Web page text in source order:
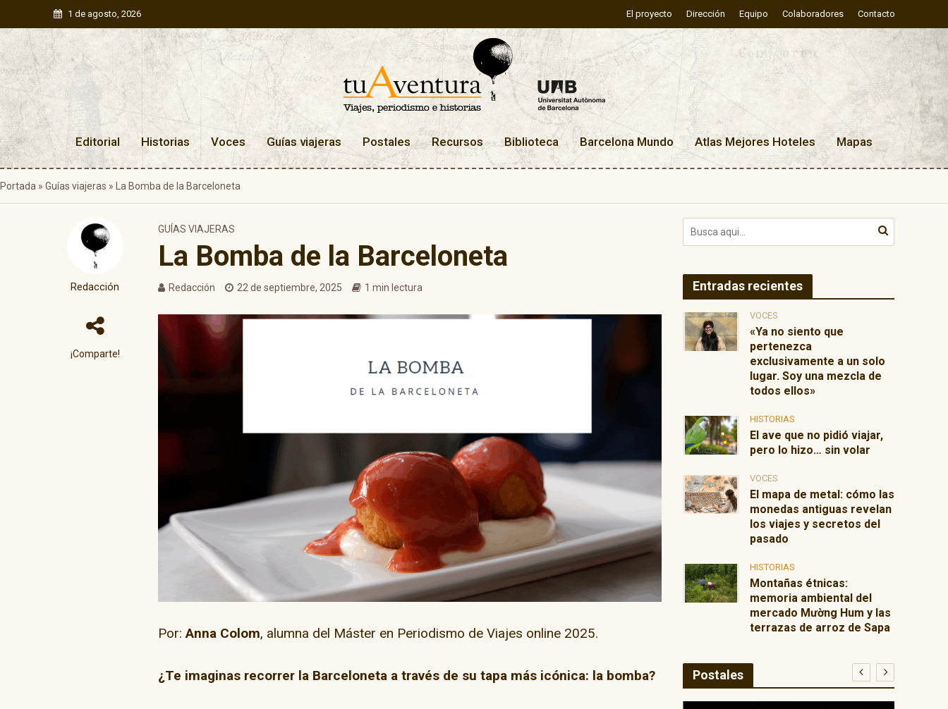
1 de agosto, 2026 El proyecto Dirección Equipo Colaboradores Contacto
Editorial Historias Voces Guías viajeras Postales Recursos Biblioteca Barcelona Mundo Atlas Mejores Hoteles Mapas
Portada » Guías viajeras » La Bomba de la Barceloneta
Redacción
¡Comparte!
GUÍAS VIAJERAS
La Bomba de la Barceloneta
Redacción 22 de septiembre, 2025 1 min lectura
Por:Anna Colom, alumna del Máster en Periodismo de Viajes online 2025.
¿Te imaginas recorrer la Barceloneta a través de su tapa más icónica: la bomba?
Entradas recientes
VOCES
«Ya no siento que
pertenezca
exclusivamente a un solo
lugar. Soy una mezcla de
todos ellos»
HISTORIAS
El ave que no pidió viajar,
pero lo hizo… sin volar
VOCES
El mapa de metal: cómo las
monedas antiguas revelan
los viajes y secretos del
pasado
HISTORIAS
Montañas étnicas:
memoria ambiental del
mercado Mường Hum y las
terrazas de arroz de Sapa
Postales